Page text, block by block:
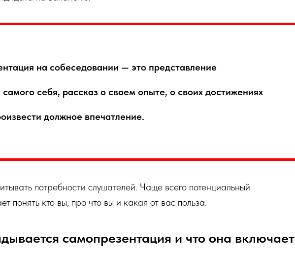
на собеседовании — это представление
себя, рассказ о своем опыте, о своих достижениях
должное впечатление.
потребности слушателей. Чаще всего потенциальный
понять кто вы, про что вы и какая от вас польза.
самопрезентация и что она включает